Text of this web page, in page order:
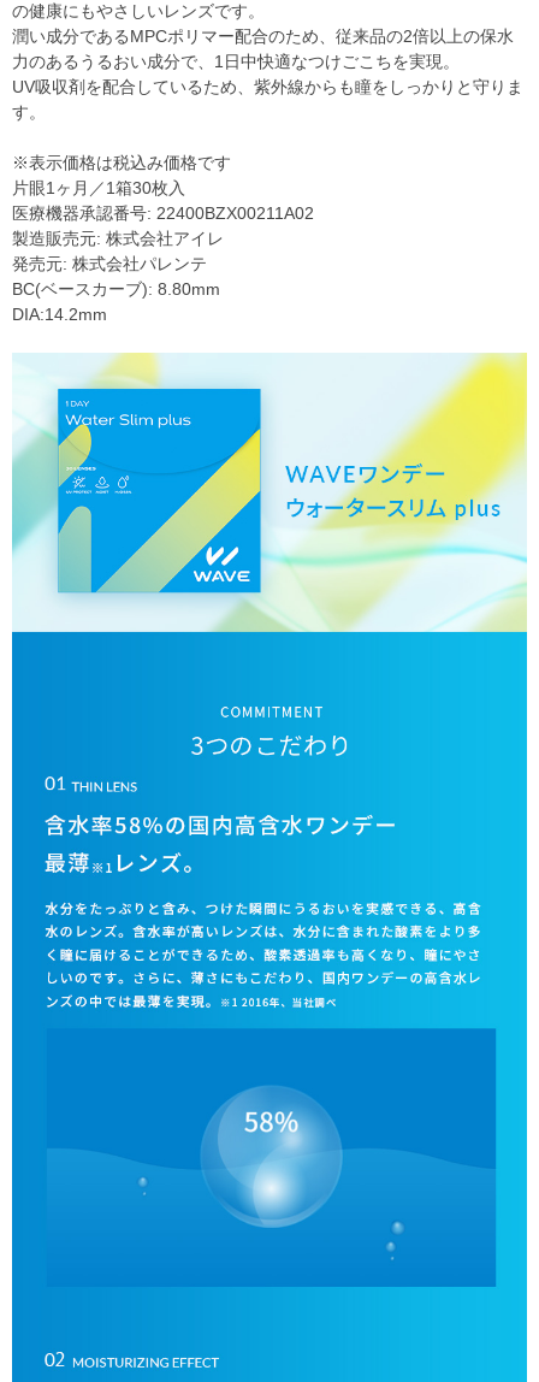
の健康にもやさしいレンズです。
潤い成分であるMPCポリマー配合のため、従来品の2倍以上の保水
力のあるうるおい成分で、1日中快適なつけごこちを実現。
UV吸収剤を配合しているため、紫外線からも瞳をしっかりと守りま
す。
※表示価格は税込み価格です
片眼1ヶ月／1箱30枚入
医療機器承認番号: 22400BZX00211A02
製造販売元: 株式会社アイレ
発売元: 株式会社パレンテ
BC(ベースカーブ): 8.80mm
DIA:14.2mm